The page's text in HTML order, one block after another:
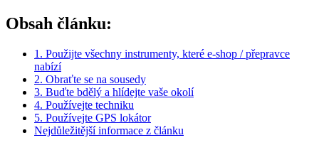
Obsah článku:
1. Použijte všechny instrumenty, které e-shop / přepravce
nabízí
2. Obraťte se na sousedy
3. Buďte bdělý a hlídejte vaše okolí
4. Používejte techniku
5. Používejte GPS lokátor
Nejdůležitější informace z článku